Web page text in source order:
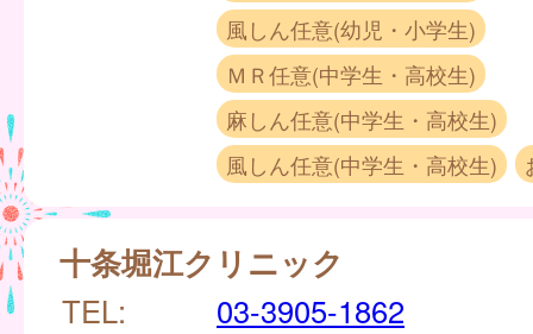
風しん任意(幼児・小学生)
ＭＲ任意(中学生・高校生)
麻しん任意(中学生・高校生)
風しん任意(中学生・高校生)
十条堀江クリニック
TEL:
03-3905-1862